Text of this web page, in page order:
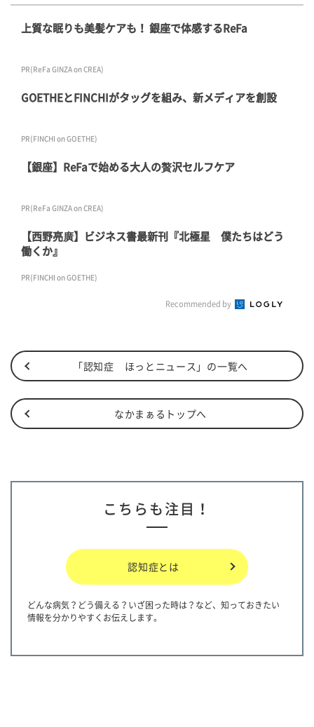
上質な眠りも美髪ケアも！ 銀座で体感するReFa
PR(ReFa GINZA on CREA)
GOETHEとFINCHIがタッグを組み、新メディアを創設
PR(FINCHI on GOETHE)
【銀座】ReFaで始める大人の贅沢セルフケア
PR(ReFa GINZA on CREA)
【西野亮廣】ビジネス書最新刊『北極星 僕たちはどう
働くか』
PR(FINCHI on GOETHE)
Recommended by
「認知症 ほっとニュース」の一覧へ
なかまぁるトップへ
こちらも注目！
認知症とは
どんな病気？どう備える？いざ困った時は？など、知っておきたい
情報を分かりやすくお伝えします。